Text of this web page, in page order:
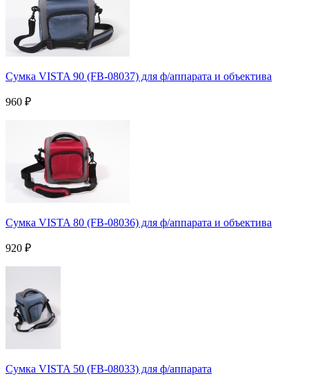
Сумка VISTA 90 (FB-08037) для ф/аппарата и объектива
960 ₽
Сумка VISTA 80 (FB-08036) для ф/аппарата и объектива
920 ₽
Сумка VISTA 50 (FB-08033) для ф/аппарата